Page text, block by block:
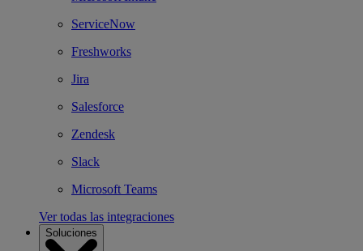
ServiceNow
Freshworks
Jira
Salesforce
Zendesk
Slack
Microsoft Teams
Ver todas las integraciones
Soluciones